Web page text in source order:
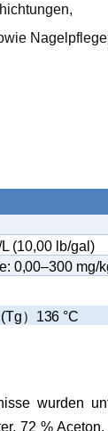
(10,00 lb/gal)
0,00–300 mg/
） 136 °C
wurden
72 %